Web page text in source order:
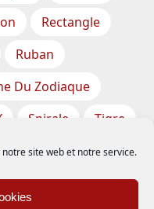
site web et notre service.
Rectangle
Ruban
Du Zodiaque
Spirale
Tigre
Tresse
Vase
Étoile